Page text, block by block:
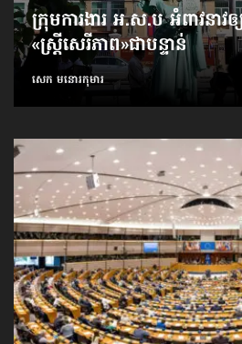
ក្រុមការងារ អ.ស.ប អំពាវនាវ​
«ស្ត្រីសេរីភាព»​ជាបន្ទាន់
សេក មនោរកុមារ